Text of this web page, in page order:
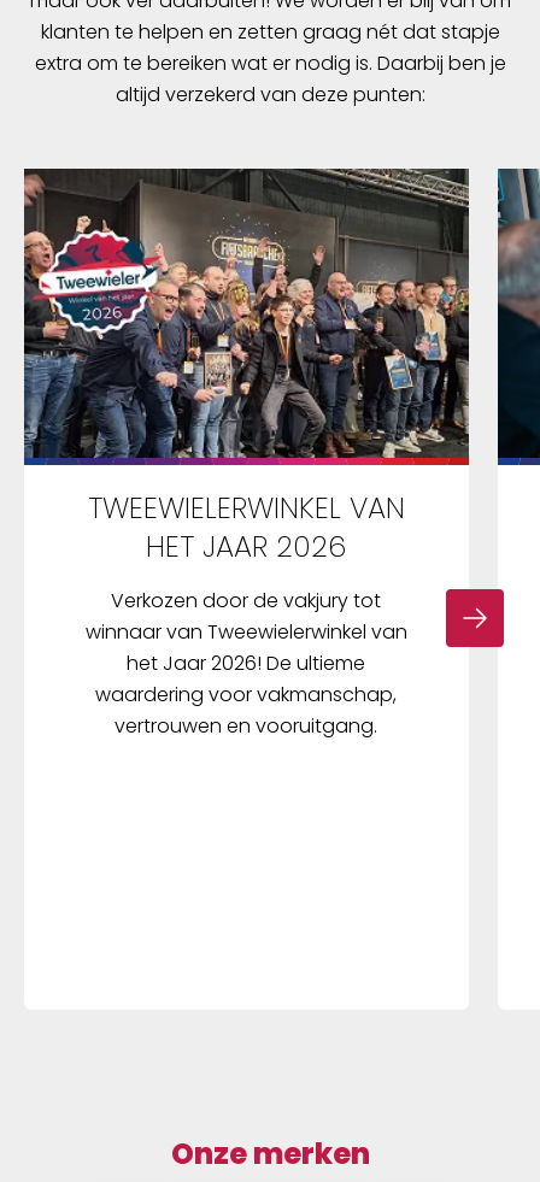
klanten te helpen en zetten graag nét dat stapje
extra om te bereiken wat er nodig is. Daarbij ben je
altijd verzekerd van deze punten:
TWEEWIELERWINKEL VAN
HET JAAR 2026
Verkozen door de vakjury tot
winnaar van Tweewielerwinkel van
het Jaar 2026! De ultieme
waardering voor vakmanschap,
vertrouwen en vooruitgang.
Onze merken